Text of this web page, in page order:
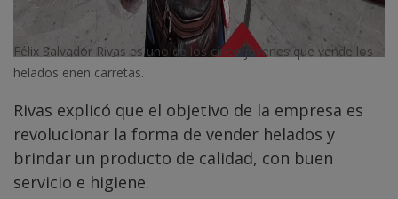
Félix Salvador Rivas es uno de los cinco jóvenes que vende los
helados enen carretas.
Rivas explicó que el objetivo de la empresa es
revolucionar la forma de vender helados y
brindar un producto de calidad, con buen
servicio e higiene.